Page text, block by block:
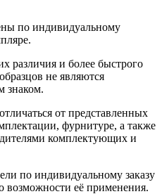
по индивидуальному
различия и более быстрого
не являются
знаком.
от представленных
фурнитуре, а также
комплектующих и
по индивидуальному заказу
возможности её применения.